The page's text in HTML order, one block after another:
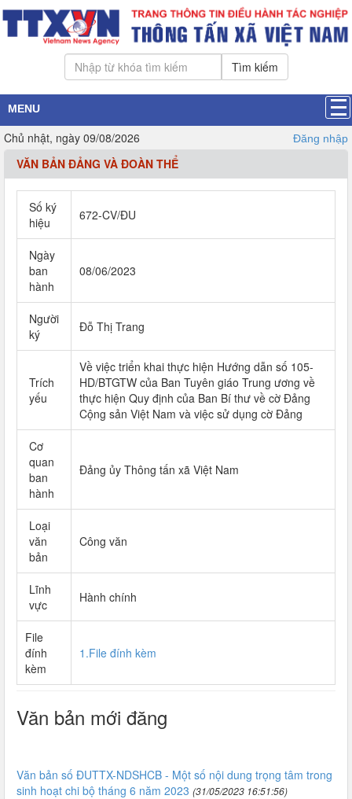
Tìm kiếm
MENU
Chủ nhật, ngày 09/08/2026 Đăng nhập
VĂN BẢN ĐẢNG VÀ ĐOÀN THỂ
Số ký
hiệu
672-CV/ĐU
Ngày
ban
hành
08/06/2023
Người
ký
Đỗ Thị Trang
Trích
yếu
Về việc triển khai thực hiện Hướng dẫn số 105-
HD/BTGTW của Ban Tuyên giáo Trung ương về
thực hiện Quy định của Ban Bí thư về cờ Đảng
Cộng sản Việt Nam và việc sử dụng cờ Đảng
Cơ
quan
ban
hành
Đảng ủy Thông tấn xã Việt Nam
Loại
văn
bản
Công văn
Lĩnh
vực
Hành chính
File
đính
kèm
1.File đính kèm
Văn bản mới đăng
Văn bản số ĐUTTX-NDSHCB - Một số nội dung trọng tâm trong
sinh hoạt chi bộ tháng 6 năm 2023 (31/05/2023 16:51:56)